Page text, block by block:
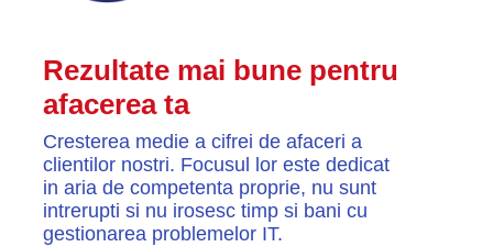
Rezultate mai bune pentru
afacerea ta
Cresterea medie a cifrei de afaceri a
clientilor nostri. Focusul lor este dedicat
in aria de competenta proprie, nu sunt
intrerupti si nu irosesc timp si bani cu
gestionarea problemelor IT.